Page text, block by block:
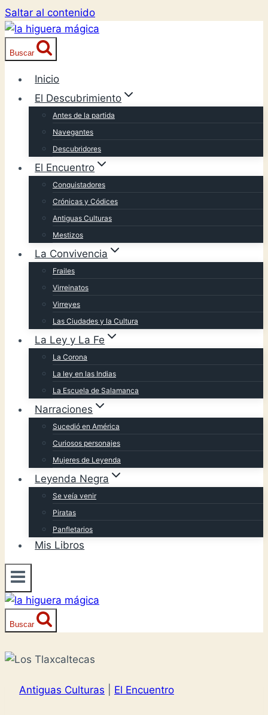
Saltar al contenido
Buscar
Inicio
El Descubrimiento
Antes de la partida
Navegantes
Descubridores
El Encuentro
Conquistadores
Crónicas y Códices
Antiguas Culturas
Mestizos
La Convivencia
Frailes
Virreinatos
Virreyes
Las Ciudades y la Cultura
La Ley y La Fe
La Corona
La ley en las Indias
La Escuela de Salamanca
Narraciones
Sucedió en América
Curiosos personajes
Mujeres de Leyenda
Leyenda Negra
Se veía venir
Piratas
Panfletarios
Mis Libros
Buscar
Antiguas Culturas El Encuentro